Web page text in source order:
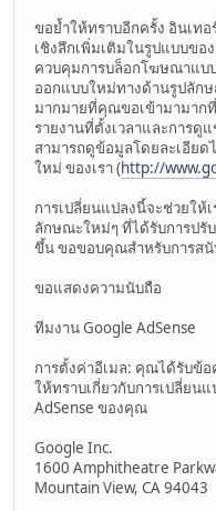
ขอย้ำให้ทราบอีกครั้ง อินเท
เชิงลึกเพิ่มเติมในรูปแบบขอ
ควบคุมการบล็อกโฆษณาแบ
ออกแบบใหม่ทางด้านรูปลัก
มากมายที่คุณขอเข้ามามาก
รายงานที่ตั้งเวลาและการ
สามารถดูข้อมูลโดยละเอียด
ใหม่ ของเรา (http://
การเปลี่ยนแปลงนี้จะช่วยให้
ลักษณะใหม่ๆ ที่ได้รับการปรั
ขึ้น ขอขอบคุณสำหรับการส
ขอแสดงความนับถือ
ทีมงาน Google AdSense
การตั้งค่าอีเมล: คุณได้รับข้อ
ให้ทราบเกี่ยวกับการเปลี่ย
AdSense ของคุณ
Google Inc.
1600 Amphitheatre
Mountain View, CA 94043